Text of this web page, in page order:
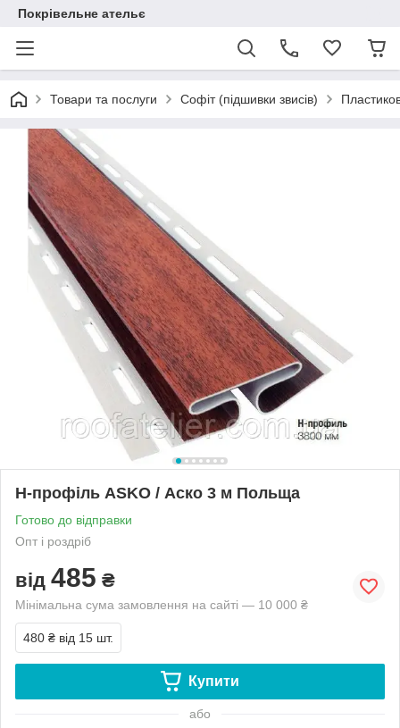
Покрівельне ательє
Товари та послуги Софіт (підшивки звисів)
Н-профіль ASKO / Аско 3 м Польща
Готово до відправки
Опт і роздріб
від 485 ₴
Мінімальна сума замовлення на сайті — 10 000 ₴
480 ₴ від 15 шт.
Купити
або